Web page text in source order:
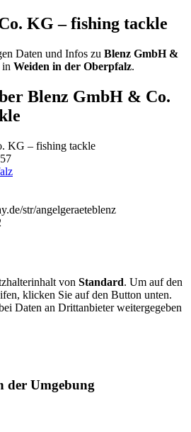
KG – fishing tackle
Daten und Infos zu Blenz GmbH &
in Weiden in der Oberpfalz.
Blenz GmbH & Co.
KG – fishing tackle
str/angelgeraeteblenz
von Standard. Um auf den
klicken Sie auf den Button unten.
Daten an Drittanbieter weitergegeben
der Umgebung